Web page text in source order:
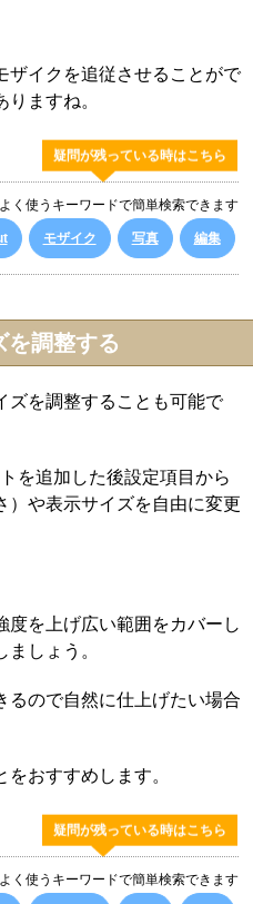
ザイクを追従させることがで
ますね。
疑問が残っている時はこちら
く使うキーワードで簡単検索できます
モザイク 写真 編集
を調整する
ズを調整することも可能で
を追加した後設定項目から
）や表示サイズを自由に変更
度を上げ広い範囲をカバーし
しょう。
るので自然に仕上げたい場合
おすすめします。
疑問が残っている時はこちら
く使うキーワードで簡単検索できます